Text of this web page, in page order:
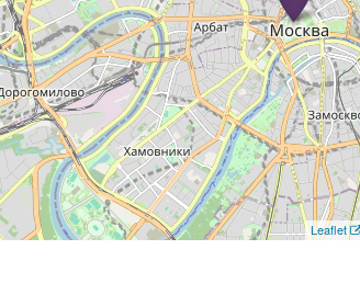
Leaflet